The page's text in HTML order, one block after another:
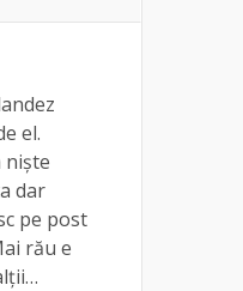
el.
niște
dar
pe post
rău e